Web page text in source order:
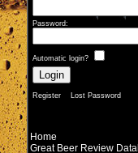
Password:
Automatic login?
Register Lost Password
Home
Great Beer Review